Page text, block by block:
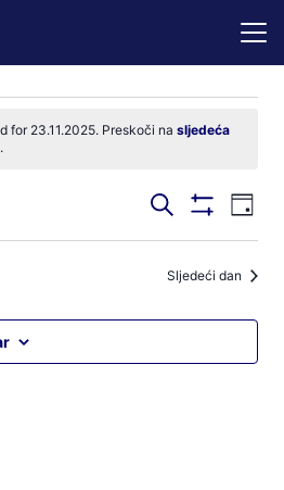
for 23.11.2025. Preskoči na sljedeća
.
Događaji
pretraga
Pretraži
Filtere
Dan
Sljedeći dan